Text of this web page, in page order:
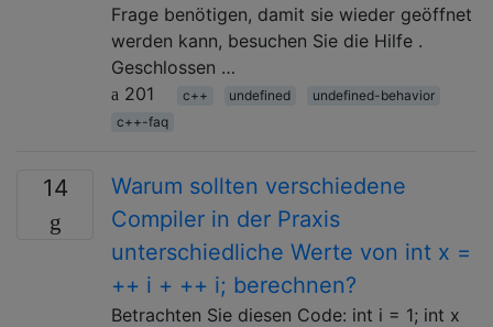
Frage benötigen, damit sie wieder geöffnet
werden kann, besuchen Sie die Hilfe .
Geschlossen …
201
c++ undefined
undefined-behavior
c++-faq
14
Warum sollten verschiedene
Compiler in der Praxis
unterschiedliche Werte von int x =
++ i + ++ i; berechnen?
Betrachten Sie diesen Code: int i = 1; int x